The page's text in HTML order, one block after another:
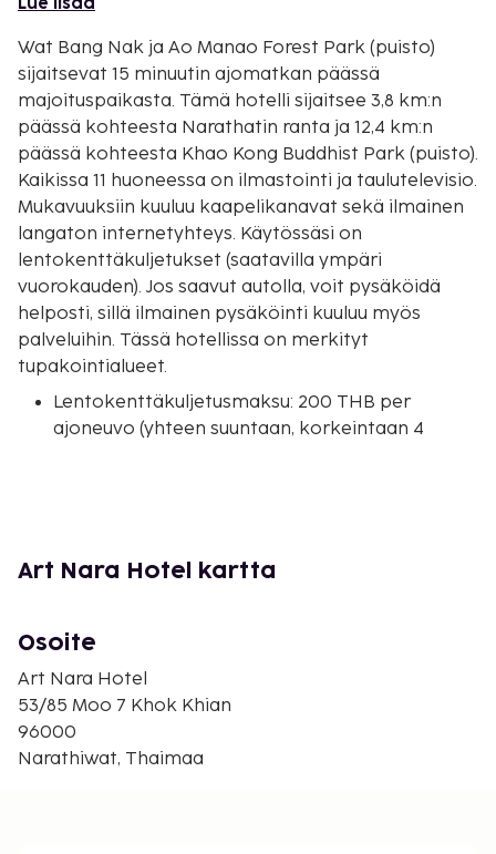
Lue lisää
Wat Bang Nak ja Ao Manao Forest Park (puisto)
sijaitsevat 15 minuutin ajomatkan päässä
majoituspaikasta. Tämä hotelli sijaitsee 3,8 km:n
päässä kohteesta Narathatin ranta ja 12,4 km:n
päässä kohteesta Khao Kong Buddhist Park (puisto).
Kaikissa 11 huoneessa on ilmastointi ja taulutelevisio.
Mukavuuksiin kuuluu kaapelikanavat sekä ilmainen
langaton internetyhteys. Käytössäsi on
lentokenttäkuljetukset (saatavilla ympäri
vuorokauden). Jos saavut autolla, voit pysäköidä
helposti, sillä ilmainen pysäköinti kuuluu myös
palveluihin. Tässä hotellissa on merkityt
tupakointialueet.
Lentokenttäkuljetusmaksu: 200 THB per
ajoneuvo (yhteen suuntaan, korkeintaan 4
saattavat muuttua.
Art Nara Hotel kartta
Osoite
Art Nara Hotel
53/85 Moo 7 Khok Khian
96000
Narathiwat, Thaimaa